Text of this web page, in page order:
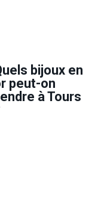
bijoux en
peut-on
à Tours